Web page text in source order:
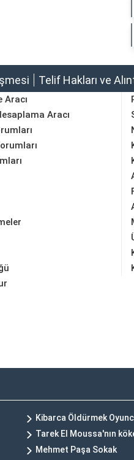
Telif Hakları ve
Aracı
Aracı
Kibarca Öldürmek
Tarek El Moussa'nın
Mehmet Paşa Sokak